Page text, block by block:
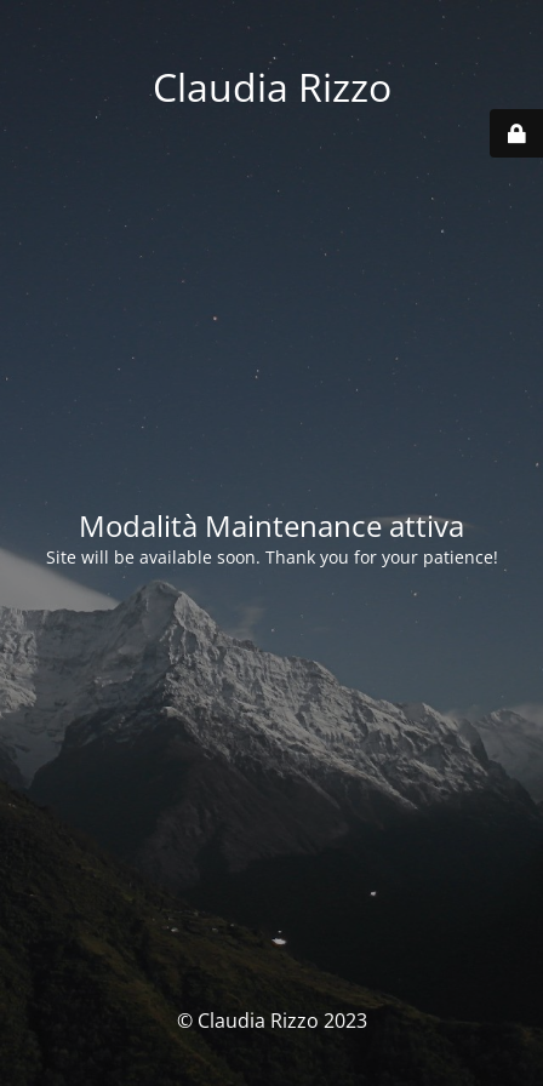
Claudia Rizzo
Modalità Maintenance attiva
Site will be available soon. Thank you for your patience!
© Claudia Rizzo 2023